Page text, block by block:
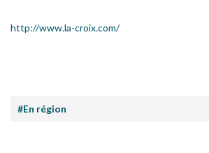
http://www.la-croix.com/
#En région